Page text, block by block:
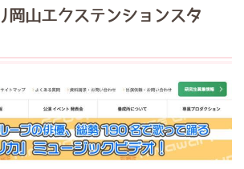
岡山エクステンションスタ